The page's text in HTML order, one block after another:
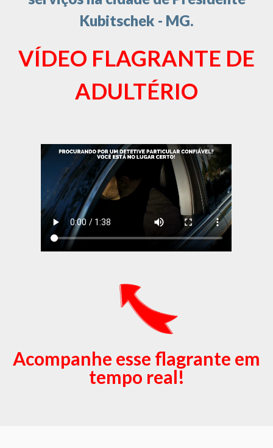
Kubitschek - MG.
VÍDEO FLAGRANTE DE
ADULTÉRIO
Acompanhe esse flagrante em
tempo real!